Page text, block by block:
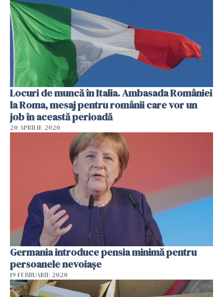
Locuri de muncă în Italia. Ambasada României
la Roma, mesaj pentru românii care vor un
job în această perioadă
20 APRILIE 2020
Germania introduce pensia minimă pentru
persoanele nevoiașe
19 FEBRUARIE 2020